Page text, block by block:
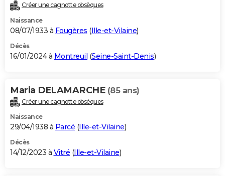
Créer une cagnotte obsèques
Naissance
08/07/1933 à Fougères (Ille-et-Vilaine)
Décès
16/01/2024 à Montreuil (Seine-Saint-Denis)
Maria DELAMARCHE (85 ans)
Créer une cagnotte obsèques
Naissance
29/04/1938 à Parcé (Ille-et-Vilaine)
Décès
14/12/2023 à Vitré (Ille-et-Vilaine)